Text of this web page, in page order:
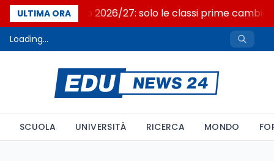
ULTIMA ORA
Nuovo curricolo 2026/27: solo le classi prime
Loading...
SCUOLA UNIVERSITÀ RICERCA MONDO